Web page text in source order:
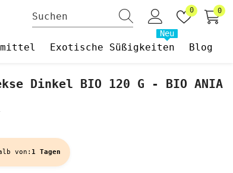
0 0
0
Exotische Süßigkeiten
Neu
Blog
Dinkel BIO 120 G - BIO ANIA
von: 1 Tagen